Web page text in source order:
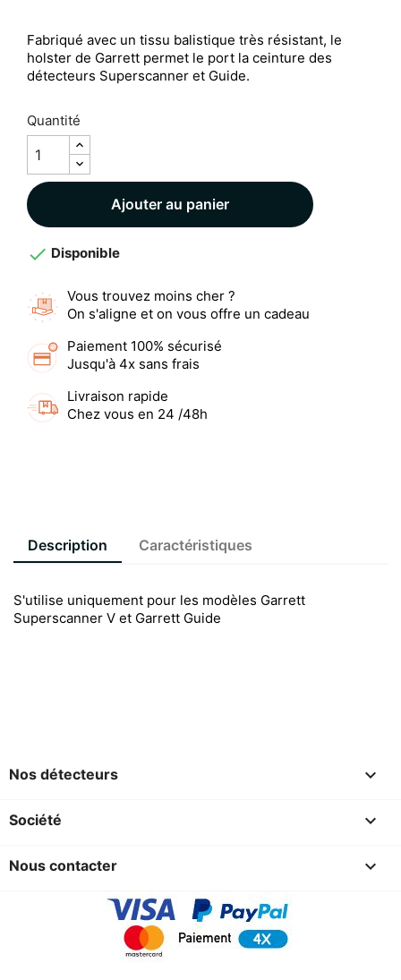
Fabriqué avec un tissu balistique très résistant, le
holster de Garrett permet le port la ceinture des
détecteurs Superscanner et Guide.
Quantité
Ajouter au panier
 Disponible
Vous trouvez moins cher ?
On s'aligne et on vous offre un cadeau
Paiement 100% sécurisé
Jusqu'à 4x sans frais
Livraison rapide
Chez vous en 24 /48h
Description Caractéristiques
S'utilise uniquement pour les modèles Garrett
Superscanner V et Garrett Guide
Nos détecteurs 
Société 
Nous contacter 